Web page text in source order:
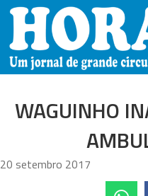
WAGUINHO
20 setembro 2017